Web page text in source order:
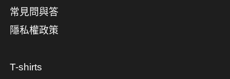
常見問與答
隱私權政策
T-shirts